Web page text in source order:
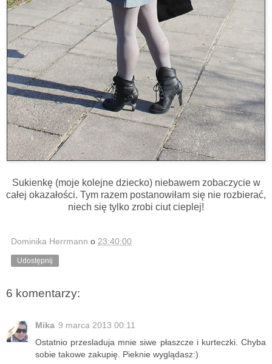
Sukienkę (moje kolejne dziecko) niebawem zobaczycie w
całej okazałości. Tym razem postanowiłam się nie rozbierać,
niech się tylko zrobi ciut cieplej!
Dominika Herrmann o 23:40:00
Udostępnij
6 komentarzy:
Mika 9 marca 2013 00:11
Ostatnio przesladuja mnie siwe płaszcze i kurteczki. Chyba
sobie takowe zakupię. Pieknie wyglądasz:)